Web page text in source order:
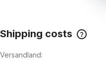
Shipping costs
Versandland: